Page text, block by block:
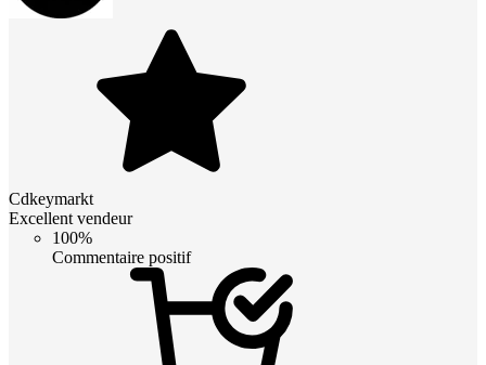
Cdkeymarkt
Excellent vendeur
100%
Commentaire positif